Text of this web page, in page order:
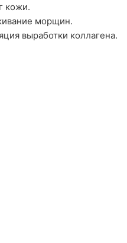
кожи.
морщин.
выработки коллагена.